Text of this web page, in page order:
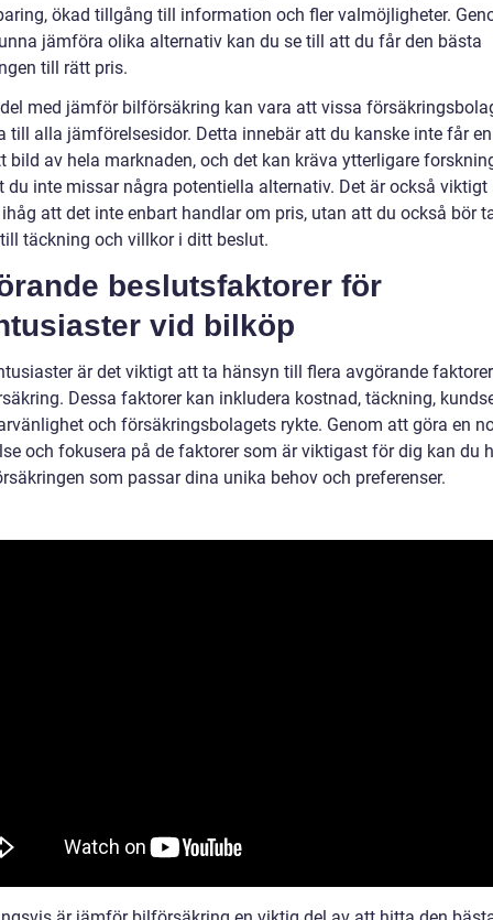
ökad tillgång till information och fler valmöjligheter.
jämföra olika alternativ kan du se till att du får den bästa
till rätt pris.
med jämför bilförsäkring kan vara att vissa
till alla jämförelsesidor. Detta innebär att du kanske inte får en
bild av hela marknaden, och det kan kräva ytterligare
du inte missar några potentiella alternativ. Det är också viktigt
att det inte enbart handlar om pris, utan att du också bör
täckning och villkor i ditt beslut.
beslutsfaktorer för
vid bilköp
är det viktigt att ta hänsyn till flera avgörande
Dessa faktorer kan inkludera kostnad, täckning,
och försäkringsbolagets rykte. Genom att göra en
och fokusera på de faktorer som är viktigast för dig kan du
som passar dina unika behov och preferenser.